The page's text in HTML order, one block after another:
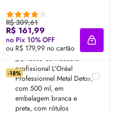
R$ 309,61
R$ 161,99
no Pix 10% OFF
ou R$ 179,99 no cartão
-18%